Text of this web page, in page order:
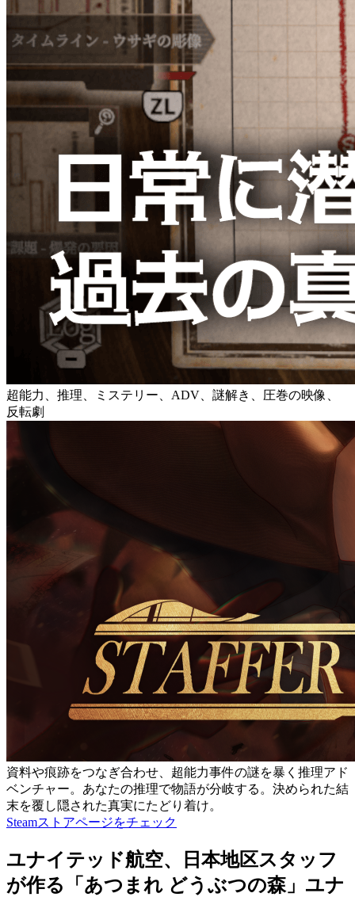
超能力、推理、ミステリー、ADV、謎解き、圧巻の映像、
反転劇
資料や痕跡をつなぎ合わせ、超能力事件の謎を暴く推理アド
ベンチャー。あなたの推理で物語が分岐する。決められた結
末を覆し隠された真実にたどり着け。
Steamストアページをチェック
ユナイテッド航空、日本地区スタッフ
が作る「あつまれ どうぶつの森」ユナ